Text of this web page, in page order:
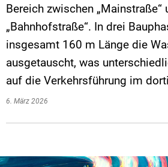
Bereich zwischen „Mainstraße“
„Bahnhofstraße“. In drei
insgesamt 160 m Länge die
ausgetauscht, was
auf die Verkehrsführung im
6. März 2026